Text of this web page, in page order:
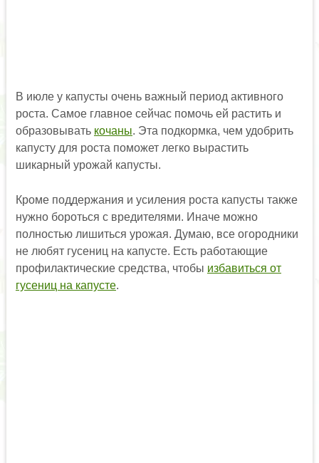
В июле у капусты очень важный период активного
роста. Самое главное сейчас помочь ей растить и
образовывать кочаны. Эта подкормка, чем удобрить
капусту для роста поможет легко вырастить
шикарный урожай капусты.
Кроме поддержания и усиления роста капусты также
нужно бороться с вредителями. Иначе можно
полностью лишиться урожая. Думаю, все огородники
не любят гусениц на капусте. Есть работающие
профилактические средства, чтобы избавиться от
гусениц на капусте.